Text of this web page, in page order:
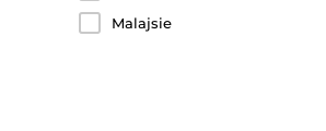
Malajsie